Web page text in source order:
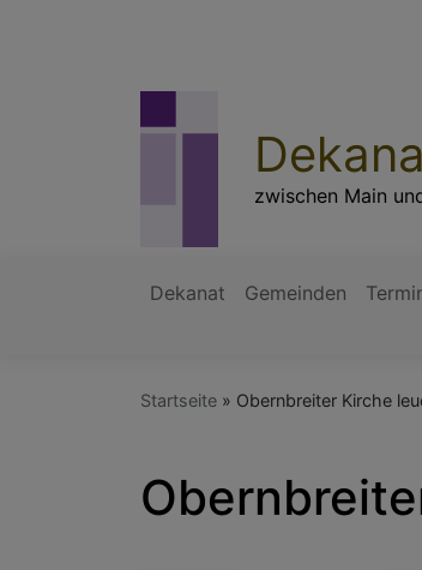
zwischen Main
Dekanat Gemeinden
Startseite Obernbreiter Kirche